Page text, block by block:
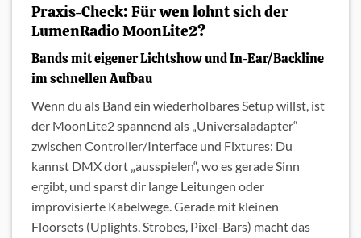
Praxis-Check: Für wen lohnt sich der
LumenRadio MoonLite2?
Bands mit eigener Lichtshow und In-Ear/Backline
im schnellen Aufbau
Wenn du als Band ein wiederholbares Setup willst, ist
der MoonLite2 spannend als „Universaladapter“
zwischen Controller/Interface und Fixtures: Du
kannst DMX dort „ausspielen“, wo es gerade Sinn
ergibt, und sparst dir lange Leitungen oder
improvisierte Kabelwege. Gerade mit kleinen
Floorsets (Uplights, Strobes, Pixel-Bars) macht das